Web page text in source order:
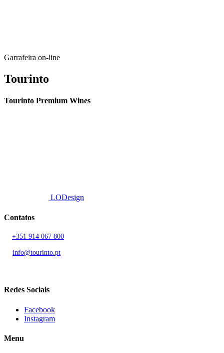
Garrafeira on-line
Tourinto
Tourinto Premium Wines
LODesign
Contatos
+351 914 067 800
info@tourinto.pt
Redes Sociais
Facebook
Instagram
Menu